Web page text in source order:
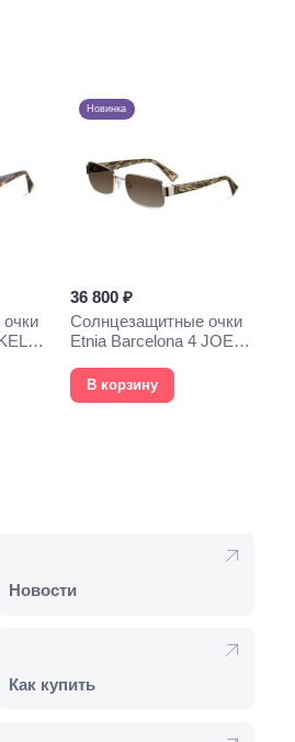
Новинка
36 800 ₽
Солнцезащитные очки
Etnia Barcelona 4 JOEY
В корзину
Новости
Как купить